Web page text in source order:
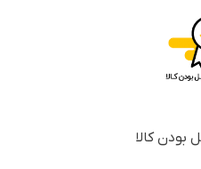
کالا